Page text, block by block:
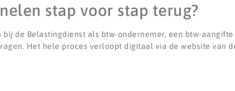
stap voor stap terug?
de Belastingdienst als btw-ondernemer, een btw-aangifte
Het hele proces verloopt digitaal via de website van